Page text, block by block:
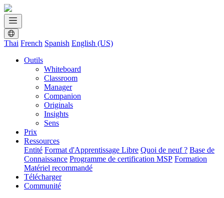
Thai French Spanish English (US)
Outils
Whiteboard
Classroom
Manager
Companion
Originals
Insights
Sens
Prix
Ressources
Entité Format d'Apprentissage Libre Quoi de neuf ? Base de
Connaissance Programme de certification MSP Formation
Matériel recommandé
Télécharger
Communité